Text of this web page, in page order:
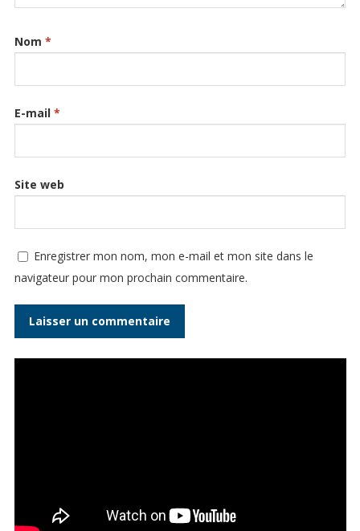
Nom *
E-mail *
Site web
Enregistrer mon nom, mon e-mail et mon site dans le
navigateur pour mon prochain commentaire.